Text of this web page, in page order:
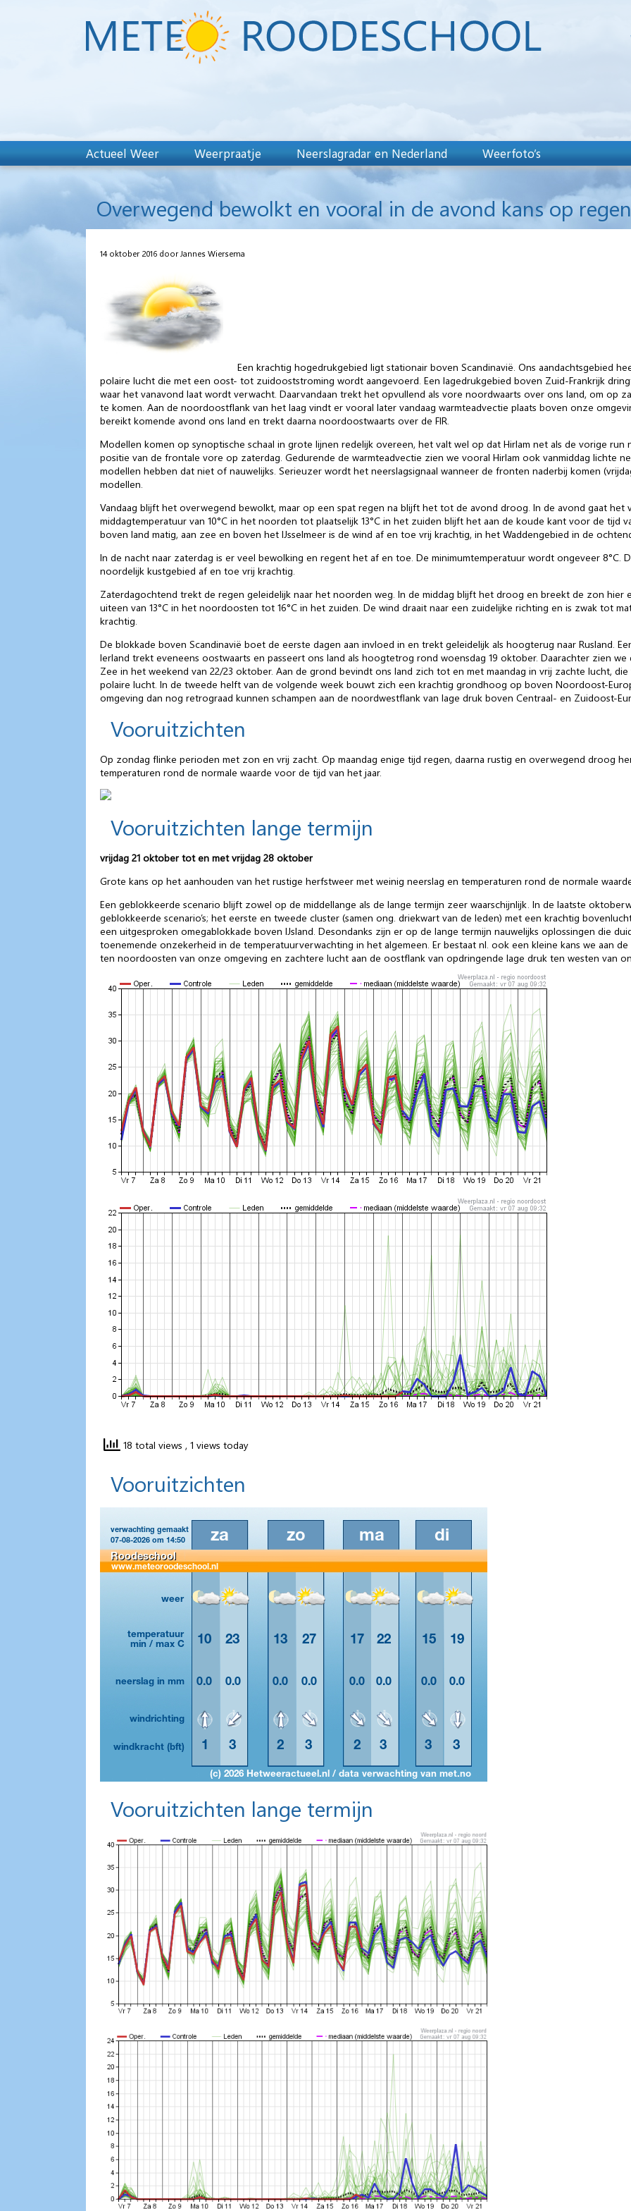
Actueel Weer Weerpraatje Neerslagradar en Nederland Weerfoto’s
Overwegend bewolkt en vooral in de avond kans op
14 oktober 2016 door Jannes Wiersema
Een krachtig hogedrukgebied ligt stationair boven Scandinavië. Ons aandachtsgebied
polaire lucht die met een oost- tot zuidooststroming wordt aangevoerd. Een lagedrukgebied boven Zuid-Frankrijk
waar het vanavond laat wordt verwacht. Daarvandaan trekt het opvullend als vore noordwaarts over ons land, om op
te komen. Aan de noordoostflank van het laag vindt er vooral later vandaag warmteadvectie plaats boven onze
bereikt komende avond ons land en trekt daarna noordoostwaarts over de FIR.
Modellen komen op synoptische schaal in grote lijnen redelijk overeen, het valt wel op dat Hirlam net als de vorige run
positie van de frontale vore op zaterdag. Gedurende de warmteadvectie zien we vooral Hirlam ook vanmiddag lichte
modellen hebben dat niet of nauwelijks. Serieuzer wordt het neerslagsignaal wanneer de fronten naderbij komen
modellen.
Vandaag blijft het overwegend bewolkt, maar op een spat regen na blijft het tot de avond droog. In de avond gaat
middagtemperatuur van 10°C in het noorden tot plaatselijk 13°C in het zuiden blijft het aan de koude kant voor de tijd
boven land matig, aan zee en boven het IJsselmeer is de wind af en toe vrij krachtig, in het Waddengebied in de
In de nacht naar zaterdag is er veel bewolking en regent het af en toe. De minimumtemperatuur wordt ongeveer 8°C.
noordelijk kustgebied af en toe vrij krachtig.
Zaterdagochtend trekt de regen geleidelijk naar het noorden weg. In de middag blijft het droog en breekt de zon hier
uiteen van 13°C in het noordoosten tot 16°C in het zuiden. De wind draait naar een zuidelijke richting en is zwak tot
krachtig.
De blokkade boven Scandinavië boet de eerste dagen aan invloed in en trekt geleidelijk als hoogterug naar Rusland.
Ierland trekt eveneens oostwaarts en passeert ons land als hoogtetrog rond woensdag 19 oktober. Daarachter zien
Zee in het weekend van 22/23 oktober. Aan de grond bevindt ons land zich tot en met maandag in vrij zachte lucht,
polaire lucht. In de tweede helft van de volgende week bouwt zich een krachtig grondhoog op boven Noordoost-
omgeving dan nog retrograad kunnen schampen aan de noordwestflank van lage druk boven Centraal- en Zuidoost-
Vooruitzichten
Op zondag flinke perioden met zon en vrij zacht. Op maandag enige tijd regen, daarna rustig en overwegend droog
temperaturen rond de normale waarde voor de tijd van het jaar.
Vooruitzichten lange termijn
vrijdag 21 oktober tot en met vrijdag 28 oktober
Grote kans op het aanhouden van het rustige herfstweer met weinig neerslag en temperaturen rond de normale
Een geblokkeerde scenario blijft zowel op de middellange als de lange termijn zeer waarschijnlijk. In de laatste
geblokkeerde scenario’s; het eerste en tweede cluster (samen ong. driekwart van de leden) met een krachtig
een uitgesproken omegablokkade boven IJsland. Desondanks zijn er op de lange termijn nauwelijks oplossingen die
toenemende onzekerheid in de temperatuurverwachting in het algemeen. Er bestaat nl. ook een kleine kans we aan
ten noordoosten van onze omgeving en zachtere lucht aan de oostflank van opdringende lage druk ten westen van
18 total views , 1 views today
Vooruitzichten
Vooruitzichten lange termijn